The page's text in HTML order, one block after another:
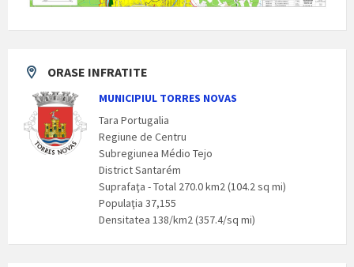
ORASE INFRATITE
MUNICIPIUL TORRES NOVAS
Tara Portugalia
Regiune de Centru
Subregiunea Médio Tejo
District Santarém
Suprafaţa - Total 270.0 km2 (104.2 sq mi)
Populaţia 37,155
Densitatea 138/km2 (357.4/sq mi)